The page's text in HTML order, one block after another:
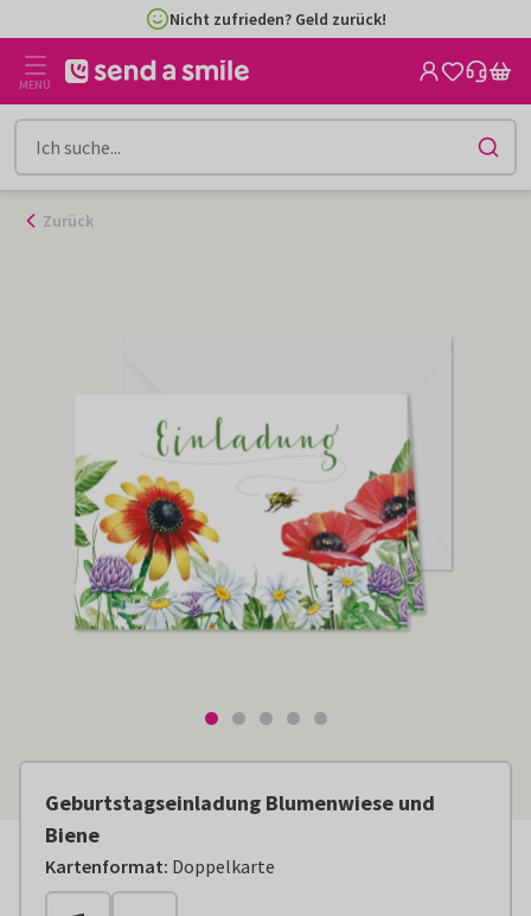
Inhalt
gehen
Nicht zufrieden? Geld zurück!
MENÜ
Zurück
Geburtstagseinladung Blumenwiese und
Biene
Kartenformat: Doppelkarte